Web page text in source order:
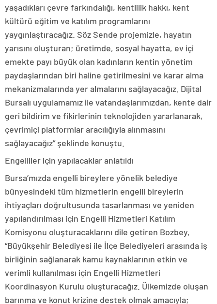
yaşadıkları çevre farkındalığı, kentlilik hakkı, kent
kültürü eğitim ve katılım programlarını
yaygınlaştıracağız. Söz Sende projemizle, hayatın
yarısını oluşturan; üretimde, sosyal hayatta, ev içi
emekte payı büyük olan kadınların kentin yönetim
paydaşlarından biri haline getirilmesini ve karar alma
mekanizmalarında yer almalarını sağlayacağız. Dijital
Bursalı uygulamamız ile vatandaşlarımızdan, kente dair
geri bildirim ve fikirlerinin teknolojiden yararlanarak,
çevrimiçi platformlar aracılığıyla alınmasını
sağlayacağız” şeklinde konuştu.
Engelliler için yapılacaklar anlatıldı
Bursa’mızda engelli bireylere yönelik belediye
bünyesindeki tüm hizmetlerin engelli bireylerin
ihtiyaçları doğrultusunda tasarlanması ve yeniden
yapılandırılması için Engelli Hizmetleri Katılım
Komisyonu oluşturacaklarını dile getiren Bozbey,
“Büyükşehir Belediyesi ile İlçe Belediyeleri arasında iş
birliğinin sağlanarak kamu kaynaklarının etkin ve
verimli kullanılması için Engelli Hizmetleri
Koordinasyon Kurulu oluşturacağız. Ülkemizde oluşan
barınma ve konut krizine destek olmak amacıyla;